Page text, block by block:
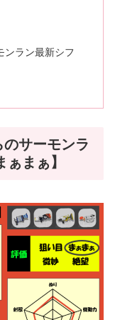
ンラン最新シフ
サーモンラ
まぁ】